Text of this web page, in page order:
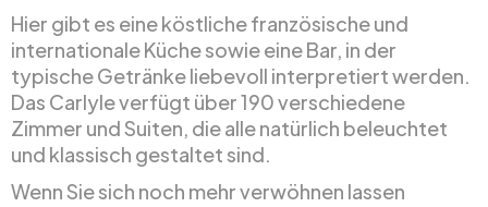
Hier gibt es eine köstliche französische und
internationale Küche sowie eine Bar, in der
typische Getränke liebevoll interpretiert werden.
Das Carlyle verfügt über 190 verschiedene
Zimmer und Suiten, die alle natürlich beleuchtet
und klassisch gestaltet sind.
Wenn Sie sich noch mehr verwöhnen lassen